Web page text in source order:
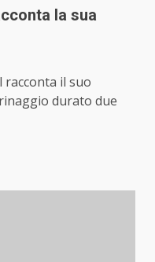
la sua
racconta il suo
durato due